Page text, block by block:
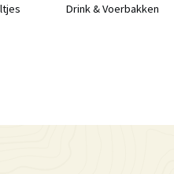
Drink & Voerbakken